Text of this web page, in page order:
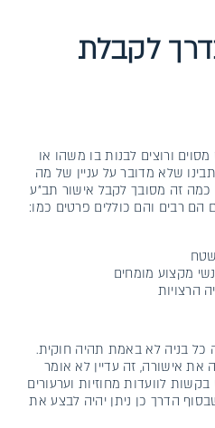
לקבלת
ורוצים לבנות בו משהו או
שלא מדובר על עניין של מה
זה מסובך לקבל אישור תב״ע
הם רבים והם כוללים פרטים כמו:
מקצוע מומחים
הרצויות
כל בניה לא באמת תהיה חוקית.
את אישורה, זה עדיין לא אומר
לוועדות מחוזיות וערעורים
הדרך כן ניתן יהיה לבצע את